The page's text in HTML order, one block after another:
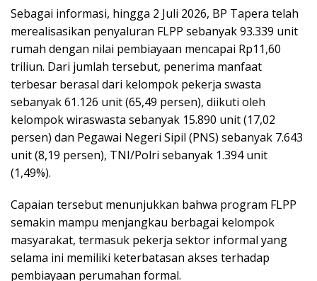
Sebagai informasi, hingga 2 Juli 2026, BP Tapera telah
merealisasikan penyaluran FLPP sebanyak 93.339 unit
rumah dengan nilai pembiayaan mencapai Rp11,60
triliun. Dari jumlah tersebut, penerima manfaat
terbesar berasal dari kelompok pekerja swasta
sebanyak 61.126 unit (65,49 persen), diikuti oleh
kelompok wiraswasta sebanyak 15.890 unit (17,02
persen) dan Pegawai Negeri Sipil (PNS) sebanyak 7.643
unit (8,19 persen), TNI/Polri sebanyak 1.394 unit
(1,49%).
Capaian tersebut menunjukkan bahwa program FLPP
semakin mampu menjangkau berbagai kelompok
masyarakat, termasuk pekerja sektor informal yang
selama ini memiliki keterbatasan akses terhadap
pembiayaan perumahan formal.